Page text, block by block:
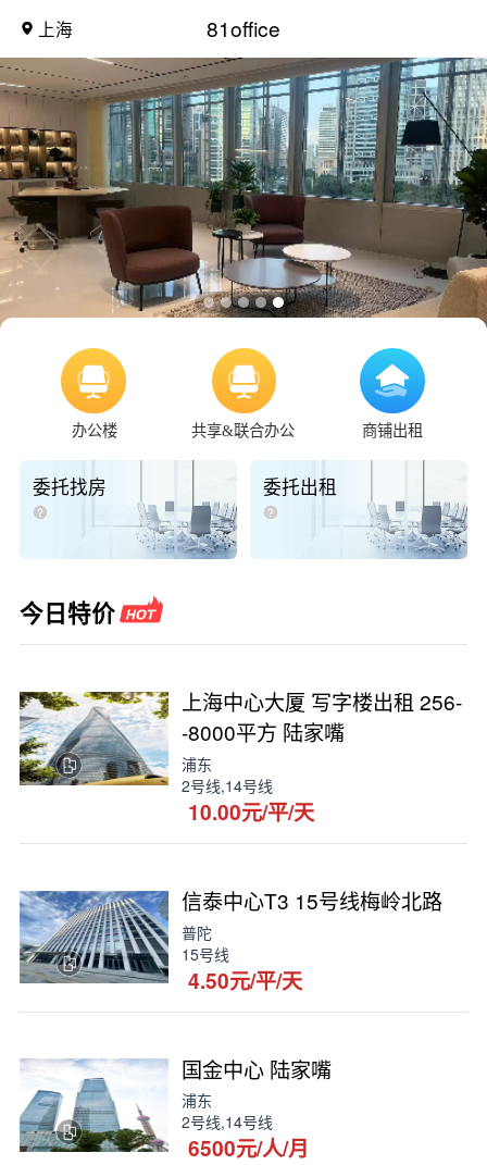
上海 81office
办公楼 共享&联合办公 商铺出租
委托找房 委托出租
今日特价
上海中心大厦 写字楼出租 256-
-8000平方 陆家嘴
浦东
2号线,14号线
10.00元/平/天
信泰中心T3 15号线梅岭北路
普陀
15号线
4.50元/平/天
国金中心 陆家嘴
浦东
2号线,14号线
6500元/人/月